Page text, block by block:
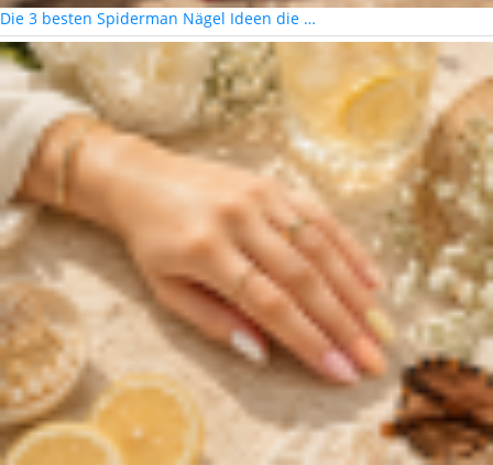
Die 3 besten Spiderman Nägel Ideen die …